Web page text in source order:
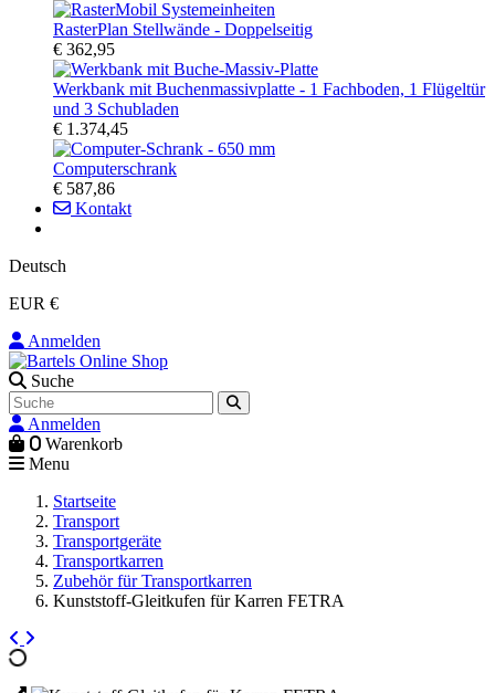
RasterPlan Stellwände - Doppelseitig
€ 362,95
Werkbank mit Buchenmassivplatte - 1 Fachboden, 1 Flügeltür
und 3 Schubladen
€ 1.374,45
Computerschrank
€ 587,86
Kontakt
Deutsch
EUR €
Anmelden
Suche
Anmelden
0 Warenkorb
Menu
Startseite
Transport
Transportgeräte
Transportkarren
Zubehör für Transportkarren
Kunststoff-Gleitkufen für Karren FETRA